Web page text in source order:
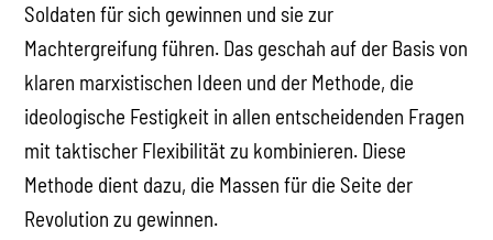
Soldaten für sich gewinnen und sie zur
Machtergreifung führen. Das geschah auf der Basis von
klaren marxistischen Ideen und der Methode, die
ideologische Festigkeit in allen entscheidenden Fragen
mit taktischer Flexibilität zu kombinieren. Diese
Methode dient dazu, die Massen für die Seite der
Revolution zu gewinnen.